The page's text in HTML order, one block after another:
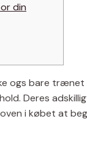
din
ogs bare
Deres
i købet at